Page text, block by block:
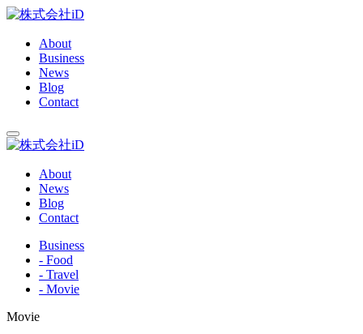
About
Business
News
Blog
Contact
About
News
Blog
Contact
Business
- Food
- Travel
- Movie
Movie